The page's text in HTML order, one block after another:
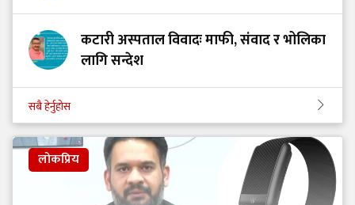
कटारी अस्पताल विवादः माफी, संवाद र भोलिका
लागि सन्देश
सबै हेर्नुहोस
लोकप्रिय